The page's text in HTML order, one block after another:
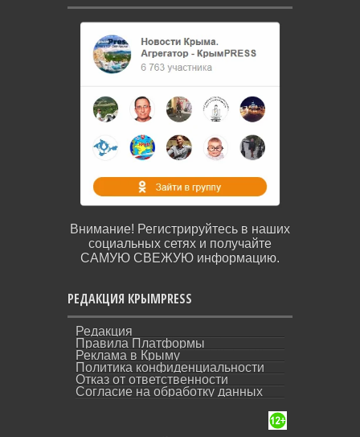
Внимание! Регистрируйтесь в наших
социальных сетях и получайте
САМУЮ СВЕЖУЮ информацию.
РЕДАКЦИЯ КРЫМPRESS
Редакция
Правила Платформы
Реклама в Крыму
Политика конфиденциальности
Отказ от ответственности
Согласие на обработку данных